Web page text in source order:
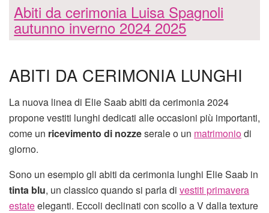
Abiti da cerimonia Luisa Spagnoli
autunno inverno 2024 2025
ABITI DA CERIMONIA LUNGHI
La nuova linea di Elie Saab abiti da cerimonia 2024
propone vestiti lunghi dedicati alle occasioni più importanti,
come un ricevimento di nozzeserale o un matrimoniodi
giorno.
Sono un esempio gli abiti da cerimonia lunghi Elie Saab in
tinta blu, un classico quando si parla di vestiti primavera
estateeleganti. Eccoli declinati con scollo a V dalla texture